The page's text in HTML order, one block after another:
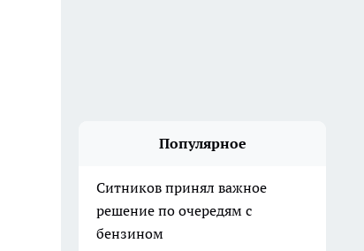
Популярное
Ситников принял важное
решение по очередям с
бензином